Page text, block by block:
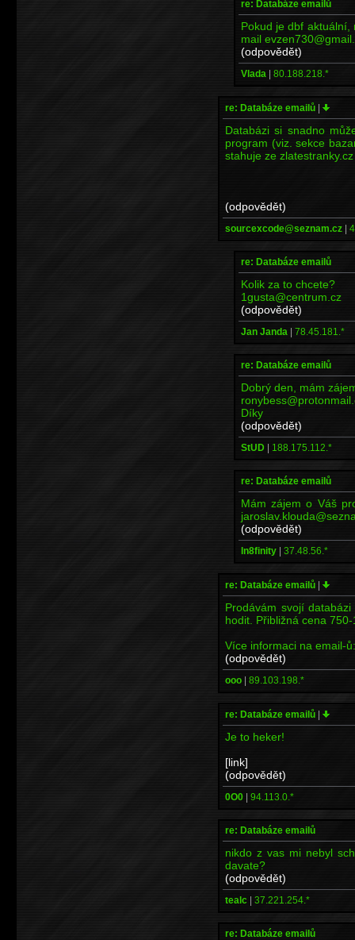
re: Databáze emailů
Pokud je dbf
mail
(odpovědět)
Vlada | 80.188.218.*
re: Databáze emailů |
Databázi si snadno
program (viz. sekce
stahuje ze zlatestranky.cz
(odpovědět)
sourcexcode@seznam.cz |
re: Databáze emailů
Kolik za to chcete?
1gusta@centrum.cz
(odpovědět)
Jan Janda | 78.45.181.*
re: Databáze emailů
Dobrý den, mám
Díky
(odpovědět)
StUD | 188.175.112.*
re: Databáze emailů
Mám zájem o Váš
(odpovědět)
In8finity | 37.48.56.*
re: Databáze emailů |
Prodávám svojí
hodit. Přibližná cena
Více informaci na email-
(odpovědět)
ooo | 89.103.198.*
re: Databáze emailů |
Je to heker!
[link]
(odpovědět)
0O0 | 94.113.0.*
re: Databáze emailů
nikdo z vas mi nebyl
davate?
(odpovědět)
tealc | 37.221.254.*
re: Databáze emailů